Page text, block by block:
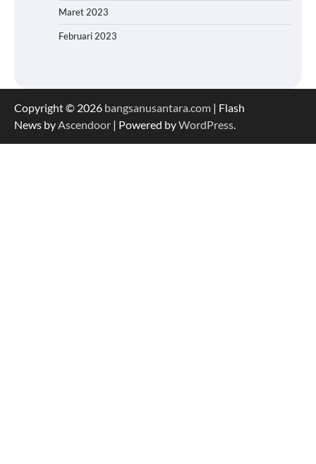
Maret 2023
Februari 2023
Copyright © 2026 bangsanusantara.com | Flash
News byAscendoor | Powered byWordPress.